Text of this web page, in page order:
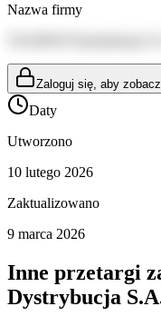
Nazwa firmy
Zaloguj się, aby
Daty
Utworzono
10 lutego 2026
Zaktualizowano
9 marca 2026
Inne przetargi
Dystrybucja